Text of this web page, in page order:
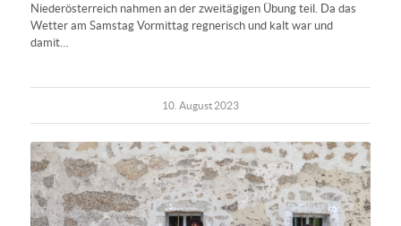
Niederösterreich nahmen an der zweitägigen Übung teil. Da das
Wetter am Samstag Vormittag regnerisch und kalt war und
damit…
10. August 2023